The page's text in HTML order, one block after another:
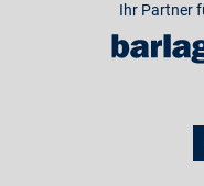
Ihr Partner